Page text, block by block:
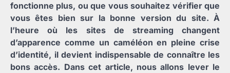
fonctionne plus, ou que vous souhaitez vérifier que
vous êtes bien sur la bonne version du site. À
l’heure où les sites de streaming changent
d’apparence comme un caméléon en pleine crise
d’identité, il devient indispensable de connaître les
bons accès. Dans cet article, nous allons lever le